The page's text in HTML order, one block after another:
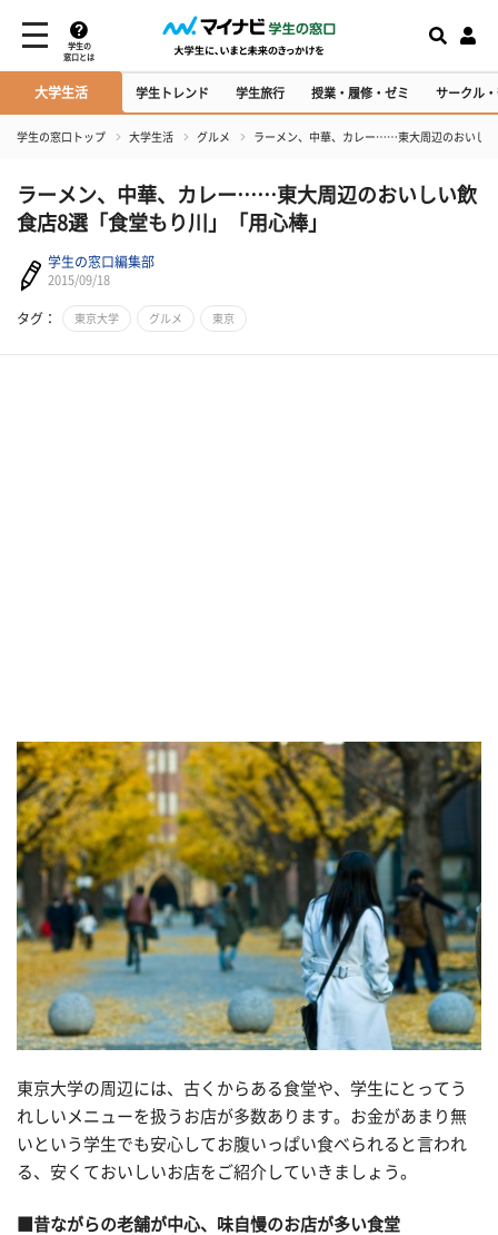
学生の
窓口とは
大学生活 学生トレンド 学生旅行 授業・履修・ゼミ サークル
学生の窓口トップ 大学生活 グルメ ラーメン、中華、カレー……東大周辺のおいし
ラーメン、中華、カレー……東大周辺のおいしい飲
食店8選「食堂もり川」「用心棒」
学生の窓口編集部
2015/09/18
タグ： 東京大学 グルメ 東京
東京大学の周辺には、古くからある食堂や、学生にとってう
れしいメニューを扱うお店が多数あります。お金があまり無
いという学生でも安心してお腹いっぱい食べられると言われ
る、安くておいしいお店をご紹介していきましょう。
■昔ながらの老舗が中心、味自慢のお店が多い食堂